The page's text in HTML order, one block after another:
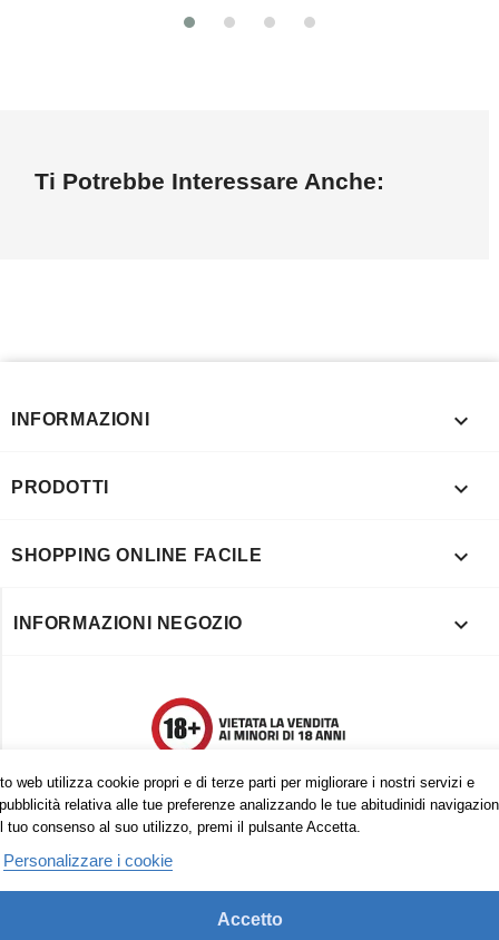
Ti Potrebbe Interessare Anche:
web utilizza cookie propri e di terze parti per migliorare i nostri servizi e
relativa alle tue preferenze analizzando le tue abitudinidi
tuo consenso al suo utilizzo, premi il pulsante Accetta.
Personalizzare i cookie
Accetto
INFORMAZIONI 
PRODOTTI 
SHOPPING ONLINE FACILE 
INFORMAZIONI NEGOZIO 
Trovaci anche su: